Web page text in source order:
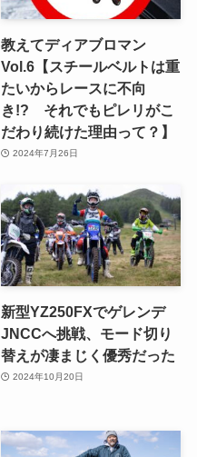
教えてディアブロマン
Vol.6【スチールベルトは重
たいからレースに不向
き!? それでもピレリがこ
だわり続けた理由って？】
2024年7月26日
新型YZ250FXでゲレンデ
JNCCへ挑戦、モード切り
替えが凄まじく優秀だった
2024年10月20日